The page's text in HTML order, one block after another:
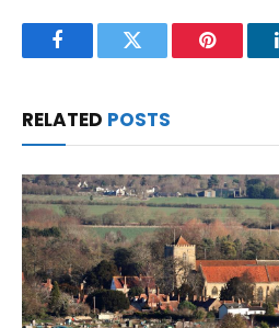
FacebookTwitter Pinterest
RELATED POSTS